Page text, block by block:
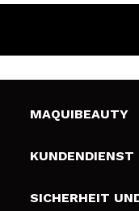
MAQUIBEAUTY
Über uns
KUNDENDIENST
Liefer- und
SICHERHEIT